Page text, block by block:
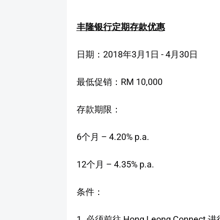
丰隆银行定期存款优惠
日期：2018年3月1日 - 4月30日
最低促销：RM 10,000
存款期限：
6个月 – 4.20% p.a.
12个月 – 4.35% p.a.
条件：